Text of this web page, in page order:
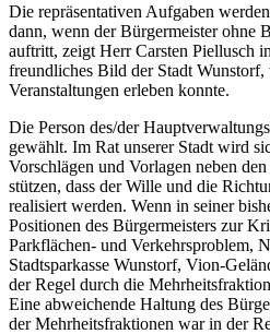
Die repräsentativen Aufgaben
dann, wenn der Bürgermeister ohne
auftritt, zeigt Herr Carsten Piellusch
freundliches Bild der Stadt
Veranstaltungen erleben konnte.
Die Person des/der
gewählt. Im Rat unserer Stadt wird
Vorschlägen und Vorlagen neben
stützen, dass der Wille und die
realisiert werden. Wenn in seiner
Positionen des Bürgermeisters zur
Parkflächen- und Verkehrsproblem,
Stadtsparkasse Wunstorf, Vion-
der Regel durch die
Eine abweichende Haltung des
der Mehrheitsfraktionen war in der